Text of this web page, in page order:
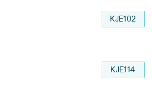
KJE102
KJE114